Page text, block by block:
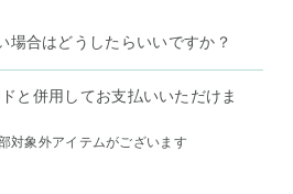
場合はどうしたらいいですか？
と併用してお支払いいただけま
対象外アイテムがございます